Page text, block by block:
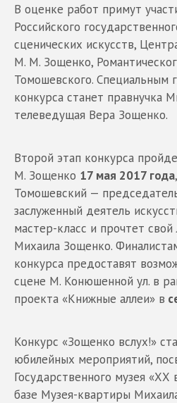
В оценке работ примут
Российского
сценических искусств,
М. М. Зощенко,
Томошевского. Специальным
конкурса станет правнучка
телеведущая Вера Зощенко.
Второй этап конкурса
М. Зощенко 17 мая 2017 года
Томошевский —
заслуженный деятель
мастер-класс и прочтет
Михаила Зощенко.
конкурса предоставят
сцене М. Конюшенной ул. в
проекта «Книжные аллеи» в
Конкурс «Зощенко вслух!»
юбилейных мероприятий,
Государственного музея «ХХ
базе Музея-квартиры